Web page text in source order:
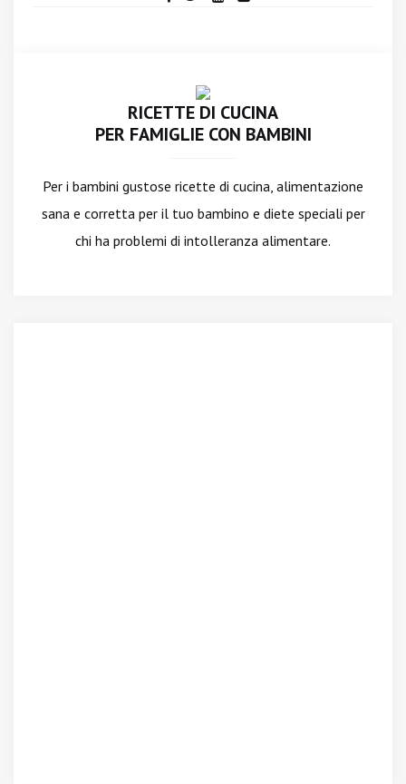
RICETTE DI CUCINA
PER FAMIGLIE CON BAMBINI
Per i bambini gustose ricette di cucina, alimentazione
sana e corretta per il tuo bambino e diete speciali per
chi ha problemi di intolleranza alimentare.